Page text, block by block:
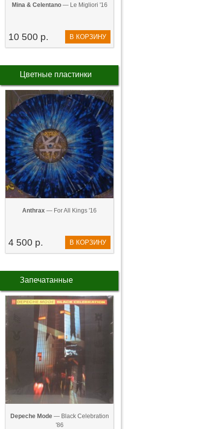
Mina & Celentano— Le Migliori '16
10 500 р. В КОРЗИНУ
Цветные пластинки
Anthrax — For All Kings '16
4 500 р. В КОРЗИНУ
Запечатанные
Depeche Mode— Black Celebration
'86